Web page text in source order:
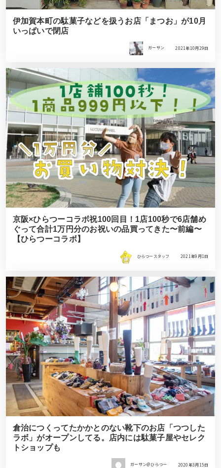
伊加賀本町の駄菓子などを扱うお店「まつお」が10月
いっぱいで閉店
ガーサン 2021年10月29日
京阪×ひらつーコラボ祝100回目！1店100秒で6店舗め
ぐって合計1万円分のお祝いの品買ってきた〜前編〜
【ひらつーコラボ】
ひらつースタッフ 2021年9月1日
倉治につくってたかかとのない靴下のお店「つつした
ラボ」がオープンしてる。店内には駄菓子屋やセレク
トショップも
ガーサン＠ひらつー 2020年3月15日